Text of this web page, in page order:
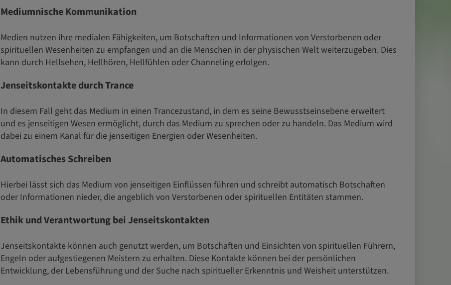
Mediumnische Kommunikation
Medien nutzen ihre medialen Fähigkeiten, um Botschaften und Informationen von Verstorbenen oder
spirituellen Wesenheiten zu empfangen und an die Menschen in der physischen Welt weiterzugeben. Dies
kann durch Hellsehen, Hellhören, Hellfühlen oder Channeling erfolgen.
Jenseitskontakte durch Trance
In diesem Fall geht das Medium in einen Trancezustand, in dem es seine Bewusstseinsebene erweitert
und es jenseitigen Wesen ermöglicht, durch das Medium zu sprechen oder zu handeln. Das Medium wird
dabei zu einem Kanal für die jenseitigen Energien oder Wesenheiten.
Automatisches Schreiben
Hierbei lässt sich das Medium von jenseitigen Einflüssen führen und schreibt automatisch Botschaften
oder Informationen nieder, die angeblich von Verstorbenen oder spirituellen Entitäten stammen.
Ethik und Verantwortung bei Jenseitskontakten
Jenseitskontakte können auch genutzt werden, um Botschaften und Einsichten von spirituellen Führern,
Engeln oder aufgestiegenen Meistern zu erhalten. Diese Kontakte können bei der persönlichen
Entwicklung, der Lebensführung und der Suche nach spiritueller Erkenntnis und Weisheit unterstützen.